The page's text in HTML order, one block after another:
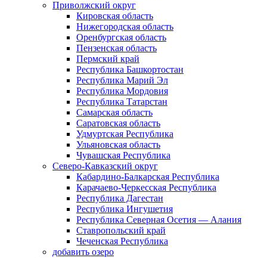
Приволжский округ
Кировская область
Нижегородская область
Оренбургская область
Пензенская область
Пермский край
Республика Башкортостан
Республика Марий Эл
Республика Мордовия
Республика Татарстан
Самарская область
Саратовская область
Удмуртская Республика
Ульяновская область
Чувашская Республика
Северо-Кавказский округ
Кабардино-Балкарская Республика
Карачаево-Черкесская Республика
Республика Дагестан
Республика Ингушетия
Республика Северная Осетия — Алания
Ставропольский край
Чеченская Республика
добавить озеро